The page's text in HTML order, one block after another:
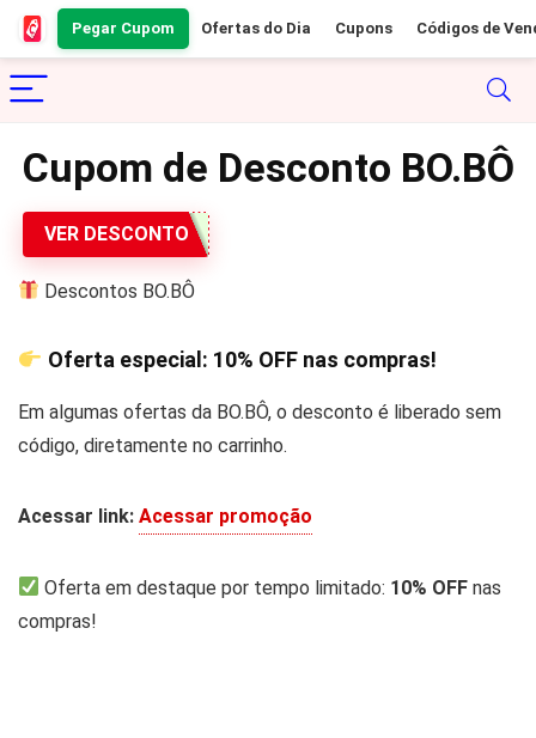
Pegar Cupom Ofertas do Dia Cupons Códigos de
Cupom de Desconto BO.BÔ
VER DESCONTO
Descontos BO.BÔ
Oferta especial: 10% OFFnas compras!
Em algumas ofertas da BO.BÔ, o desconto é liberado sem
código, diretamente no carrinho.
Acessar link: Acessar promoção
Oferta em destaque por tempo limitado: 10% OFF nas
compras!